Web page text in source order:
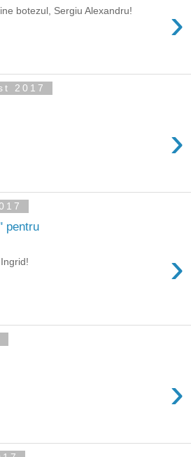
›
botezul, Sergiu Alexandru!
2017
›
pentru
›
›